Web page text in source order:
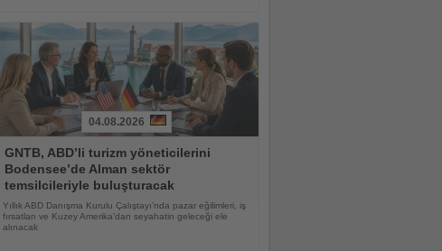
Oku
04.08.2026
GNTB, ABD’li turizm yöneticilerini
Bodensee’de Alman sektör
temsilcileriyle buluşturacak
Yıllık ABD Danışma Kurulu Çalıştayı’nda pazar eğilimleri, iş
fırsatları ve Kuzey Amerika’dan seyahatin geleceği ele
alınacak